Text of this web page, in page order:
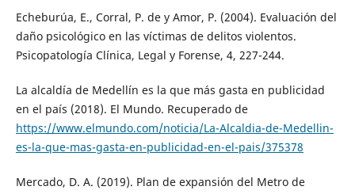
Echeburúa, E., Corral, P. de y Amor, P. (2004). Evaluación del
daño psicológico en las víctimas de delitos violentos.
Psicopatología Clínica, Legal y Forense, 4, 227-244.
La alcaldía de Medellín es la que más gasta en publicidad
en el país (2018). El Mundo. Recuperado de
https://www.elmundo.com/noticia/La-Alcaldia-de-Medellin-
es-la-que-mas-gasta-en-publicidad-en-el-pais/375378
Mercado, D. A. (2019). Plan de expansión del Metro de